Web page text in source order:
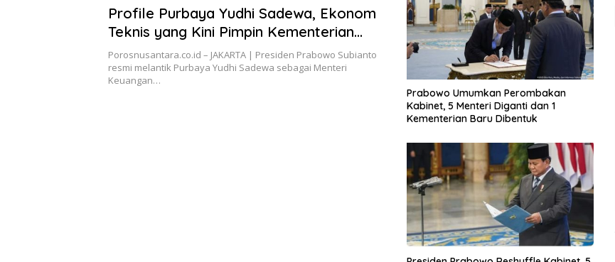
Profile Purbaya Yudhi Sadewa, Ekonom
Teknis yang Kini Pimpin Kementerian
Keuangan
Porosnusantara.co.id – JAKARTA | Presiden Prabowo Subianto
resmi melantik Purbaya Yudhi Sadewa sebagai Menteri
Keuangan…
Prabowo Umumkan Perombakan
Kabinet, 5 Menteri Diganti dan 1
Kementerian Baru Dibentuk